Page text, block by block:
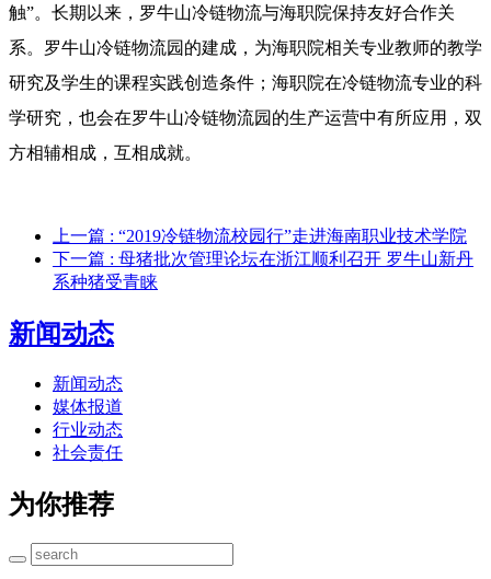
触”。长期以来，罗牛山冷链物流与海职院保持友好合作关
系。罗牛山冷链物流园的建成，为海职院相关专业教师的教学
研究及学生的课程实践创造条件；海职院在冷链物流专业的科
学研究，也会在罗牛山冷链物流园的生产运营中有所应用，双
方相辅相成，互相成就。
上一篇 : “2019冷链物流校园行”走进海南职业技术学院
下一篇 : 母猪批次管理论坛在浙江顺利召开 罗牛山新丹
系种猪受青睐
新闻动态
新闻动态
媒体报道
行业动态
社会责任
为你推荐